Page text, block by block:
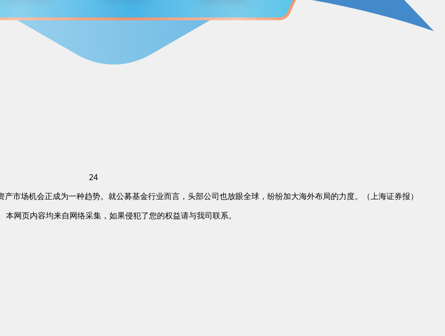
24
市场机会正成为一种趋势。就公募基金行业而言，头部公司也放眼全球，纷纷加大海外布局的力度。（上海证券报）
网页内容均来自网络采集，如果侵犯了您的权益请与我司联系。